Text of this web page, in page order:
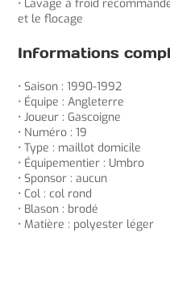
• Lavage à froid
et le flocage
Informations
• Saison : 1990-1992
• Équipe : Angleterre
• Joueur : Gascoigne
• Numéro : 19
• Type : maillot domicile
• Équipementier : Umbro
• Sponsor : aucun
• Col : col rond
• Blason : brodé
• Matière : polyester léger